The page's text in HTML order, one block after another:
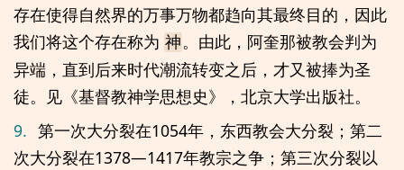
存在使得自然界的万事万物都趋向其最终目的，因此
我们将这个存在称为 神 。由此，阿奎那被教会判为
异端，直到后来时代潮流转变之后，才又被捧为圣
徒。见《基督教神学思想史》，北京大学出版社。
9. 第一次大分裂在1054年，东西教会大分裂；第二
次大分裂在1378—1417年教宗之争；第三次分裂以